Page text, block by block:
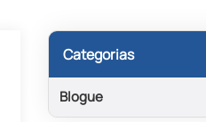
Categorias
Blogue